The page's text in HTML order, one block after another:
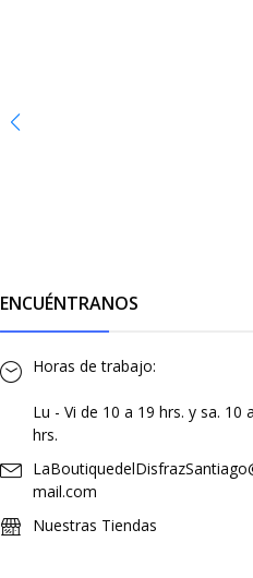
ENCUÉNTRANOS
Horas de trabajo:
Lu - Vi de 10 a 19 hrs. y sa. 10
hrs.
mail.com
Nuestras Tiendas